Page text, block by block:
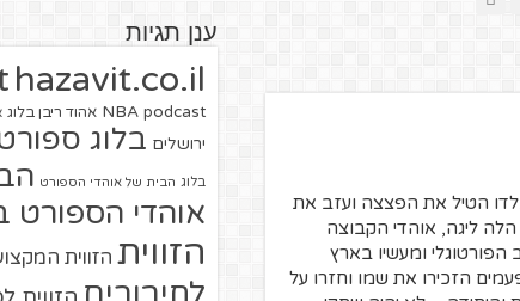
הטיל את הפצצה ועזב את
ליגה, אוהדי הקבוצה
ומעשיו בארץ
הזכירו את שמו וחזרו על
ענן תגיות
hazavit.co.il
NBA podcast אהוד ריבן בלוג
ירושלים בלוג
בלוג הבית של אוהדי הספורט
אוהדי הספורט
הזווית הזווית